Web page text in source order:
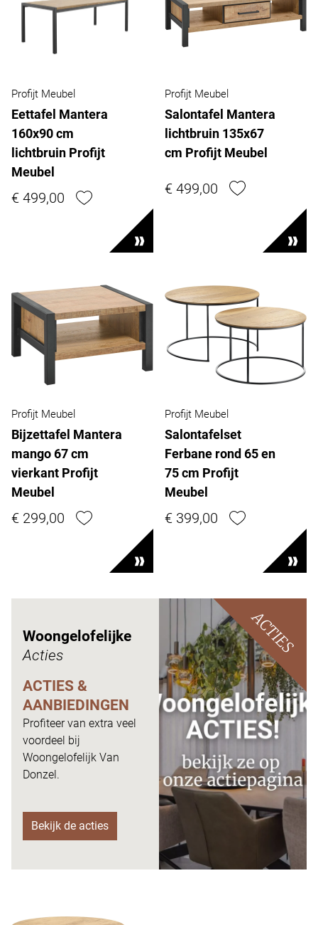
Profijt Meubel
Eettafel Mantera
160x90 cm
lichtbruin Profijt
Meubel
€ 499,00
Profijt Meubel
Salontafel Mantera
lichtbruin 135x67
cm Profijt Meubel
€ 499,00
Profijt Meubel
Bijzettafel Mantera
mango 67 cm
vierkant Profijt
Meubel
€ 299,00
Profijt Meubel
Salontafelset
Ferbane rond 65 en
75 cm Profijt
Meubel
€ 399,00
Woongelofelijke
Acties
ACTIES &
AANBIEDINGEN
Profiteer van extra veel
voordeel bij
Woongelofelijk Van
Donzel.
Bekijk de acties
ACTIES